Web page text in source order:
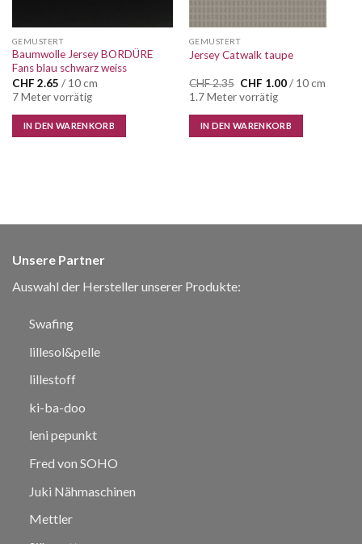
GEMUSTERT
Baumwolle Jersey BORDÜRE
Fans blau schwarz weiss
CHF 2.65 / 10 cm
7 Meter vorrätig
IN DEN WARENKORB
GEMUSTERT
Jersey Catwalk taupe
CHF2.35 Ursprünglicher
Preis
war:
CHF 2.35
CHF 1.00Aktueller
CHF 1.00.
/ 10 cm
1.7 Meter vorrätig
IN DEN WARENKORB
Unsere Partner
Auswahl der Hersteller unserer Produkte:
Swafing
lillesol&pelle
lillestoff
ki-ba-doo
leni pepunkt
Fred von SOHO
Juki Nähmaschinen
Mettler